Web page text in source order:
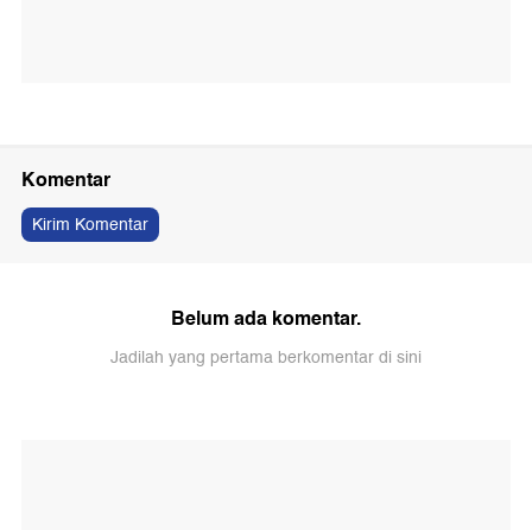
Komentar
Kirim Komentar
Belum ada komentar.
Jadilah yang pertama berkomentar di sini